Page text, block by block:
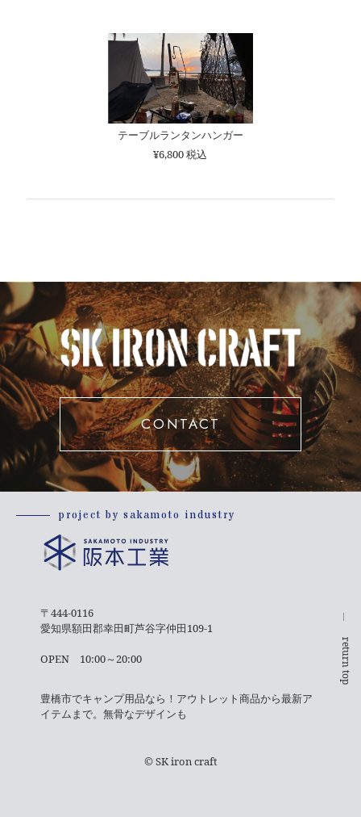
テーブルランタンハンガー
¥6,800 税込
return top
CONTACT
project by sakamoto industry
〒444-0116
愛知県額田郡幸田町芦谷字仲田109-1
OPEN 10:00～20:00
豊橋市でキャンプ用品なら！アウトレット商品から最新ア
イテムまで。無骨なデザインも
©SK iron craft